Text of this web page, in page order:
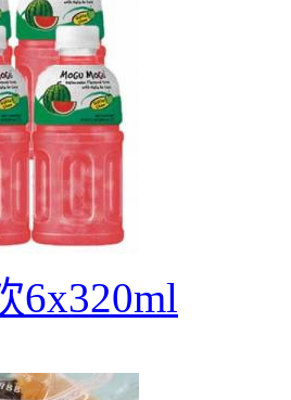
6x320ml